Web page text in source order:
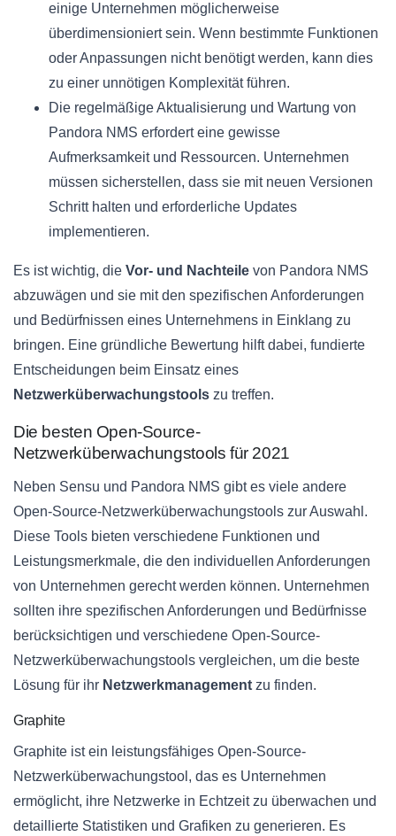
einige Unternehmen möglicherweise
überdimensioniert sein. Wenn bestimmte Funktionen
oder Anpassungen nicht benötigt werden, kann dies
zu einer unnötigen Komplexität führen.
Die regelmäßige Aktualisierung und Wartung von
Pandora NMS erfordert eine gewisse
Aufmerksamkeit und Ressourcen. Unternehmen
müssen sicherstellen, dass sie mit neuen Versionen
Schritt halten und erforderliche Updates
implementieren.
Es ist wichtig, die Vor- und Nachteile von Pandora NMS
abzuwägen und sie mit den spezifischen Anforderungen
und Bedürfnissen eines Unternehmens in Einklang zu
bringen. Eine gründliche Bewertung hilft dabei, fundierte
Entscheidungen beim Einsatz eines
Netzwerküberwachungstools zu treffen.
Die besten Open-Source-
Netzwerküberwachungstools für 2021
Neben Sensu und Pandora NMS gibt es viele andere
Open-Source-Netzwerküberwachungstools zur Auswahl.
Diese Tools bieten verschiedene Funktionen und
Leistungsmerkmale, die den individuellen Anforderungen
von Unternehmen gerecht werden können. Unternehmen
sollten ihre spezifischen Anforderungen und Bedürfnisse
berücksichtigen und verschiedene Open-Source-
Netzwerküberwachungstools vergleichen, um die beste
Lösung für ihr Netzwerkmanagement zu finden.
Graphite
Graphite ist ein leistungsfähiges Open-Source-
Netzwerküberwachungstool, das es Unternehmen
ermöglicht, ihre Netzwerke in Echtzeit zu überwachen und
detaillierte Statistiken und Grafiken zu generieren. Es